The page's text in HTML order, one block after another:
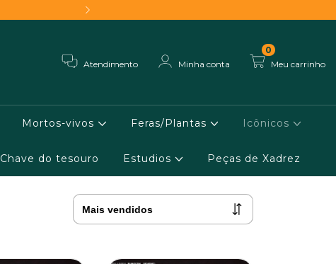
Atendimento Minha conta Meu carrinho
0
Mortos-vivos Feras/Plantas Icônicos
Chave do tesouro Estudios Peças de Xadrez